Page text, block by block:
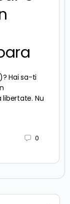
Hai sa-ti
libertate. Nu
0